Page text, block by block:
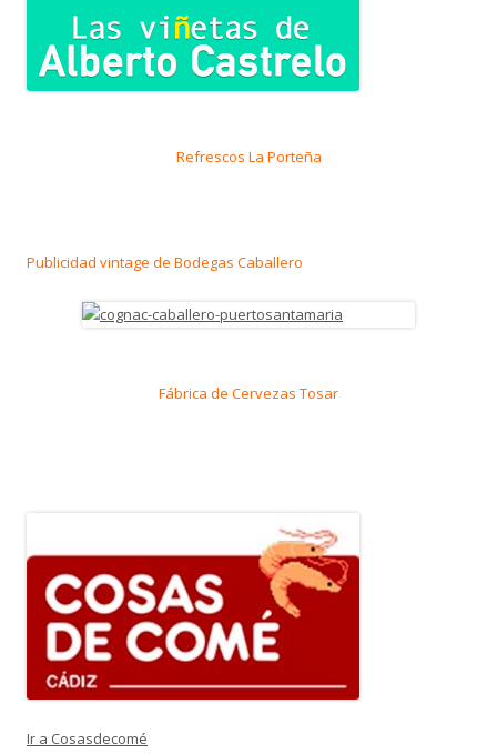
Refrescos La Porteña
Publicidad vintage de Bodegas Caballero
Fábrica de Cervezas Tosar
Ir a Cosasdecomé